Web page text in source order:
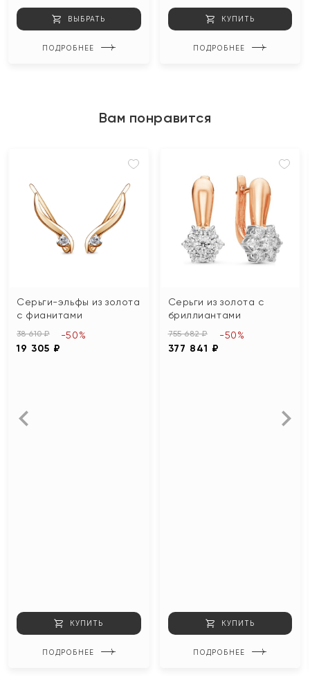
ВЫБРАТЬ
ПОДРОБНЕЕ
КУПИТЬ
ПОДРОБНЕЕ
Вам понравится
Серьги-эльфы из золота
с фианитами
38 610 ₽
19 305 ₽
-50%
КУПИТЬ
ПОДРОБНЕЕ
Серьги из золота с
бриллиантами
755 682 ₽
377 841 ₽
-50%
КУПИТЬ
ПОДРОБНЕЕ